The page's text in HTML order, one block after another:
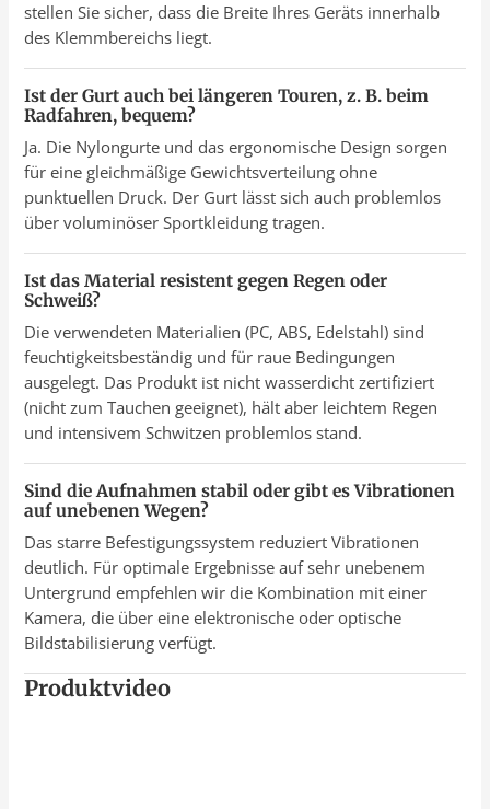
stellen Sie sicher, dass die Breite Ihres Geräts innerhalb
des Klemmbereichs liegt.
Ist der Gurt auch bei längeren Touren, z. B. beim
Radfahren, bequem?
Ja. Die Nylongurte und das ergonomische Design sorgen
für eine gleichmäßige Gewichtsverteilung ohne
punktuellen Druck. Der Gurt lässt sich auch problemlos
über voluminöser Sportkleidung tragen.
Ist das Material resistent gegen Regen oder
Schweiß?
Die verwendeten Materialien (PC, ABS, Edelstahl) sind
feuchtigkeitsbeständig und für raue Bedingungen
ausgelegt. Das Produkt ist nicht wasserdicht zertifiziert
(nicht zum Tauchen geeignet), hält aber leichtem Regen
und intensivem Schwitzen problemlos stand.
Sind die Aufnahmen stabil oder gibt es Vibrationen
auf unebenen Wegen?
Das starre Befestigungssystem reduziert Vibrationen
deutlich. Für optimale Ergebnisse auf sehr unebenem
Untergrund empfehlen wir die Kombination mit einer
Kamera, die über eine elektronische oder optische
Bildstabilisierung verfügt.
Produktvideo